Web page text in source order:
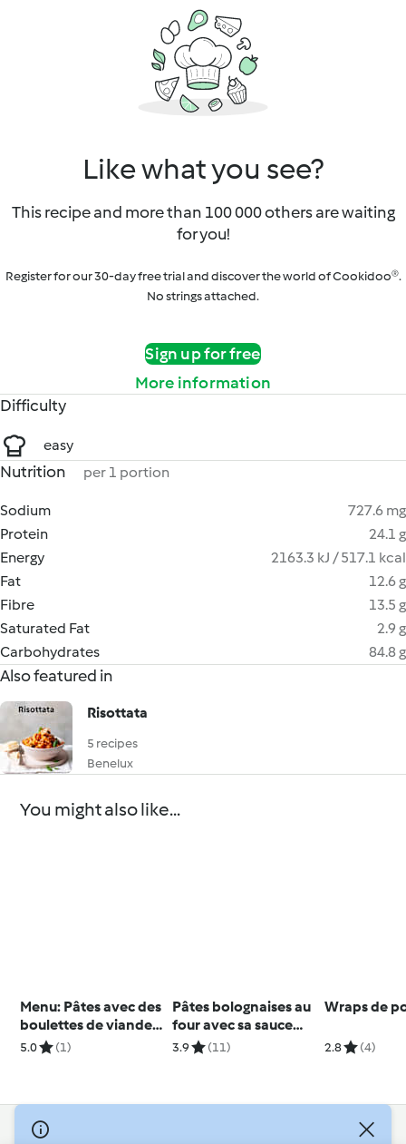
Like what you see?
This recipe and more than 100 000 others are waiting
for you!
Register for our 30-day free trial and discover the world of Cookidoo®.
No strings attached.
Sign up for free
More information
Difficulty
easy
Nutrition per 1 portion
Sodium
727.6 mg
Protein
24.1 g
Energy
2163.3 kJ / 517.1 kcal
Fat
12.6 g
Fibre
13.5 g
Saturated Fat
2.9 g
Carbohydrates
84.8 g
Also featured in
Risottata
5 recipes
Benelux
You might also like...
Menu: Pâtes avec des
boulettes de viande
dans une sauce au
5.0 (1)
Pâtes bolognaises au
four avec sa sauce
blanche
3.9 (11)
Wraps de
2.8 (4)
© Copyright 2026